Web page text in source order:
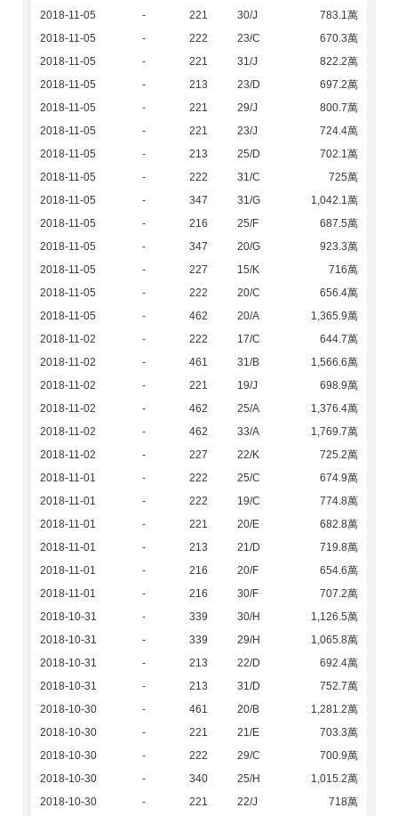
2018-11-05
- 221 30/J
783.1萬
2018-11-05
- 222 23/C
670.3萬
2018-11-05
- 221 31/J
822.2萬
2018-11-05
- 213 23/D
697.2萬
2018-11-05
- 221 29/J
800.7萬
2018-11-05
- 221 23/J
724.4萬
2018-11-05
- 213 25/D
702.1萬
2018-11-05
- 222 31/C
725萬
2018-11-05
- 347 31/G
1,042.1萬
2018-11-05
- 216 25/F
687.5萬
2018-11-05
- 347 20/G
923.3萬
2018-11-05
- 227 15/K
716萬
2018-11-05
- 222 20/C
656.4萬
2018-11-05
- 462 20/A
1,365.9萬
2018-11-02
- 222 17/C
644.7萬
2018-11-02
- 461 31/B
1,566.6萬
2018-11-02
- 221 19/J
698.9萬
2018-11-02
- 462 25/A
1,376.4萬
2018-11-02
- 462 33/A
1,769.7萬
2018-11-02
- 227 22/K
725.2萬
2018-11-01
- 222 25/C
674.9萬
2018-11-01
- 222 19/C
774.8萬
2018-11-01
- 221 20/E
682.8萬
2018-11-01
- 213 21/D
719.8萬
2018-11-01
- 216 20/F
654.6萬
2018-11-01
- 216 30/F
707.2萬
2018-10-31
- 339 30/H
1,126.5萬
2018-10-31
- 339 29/H
1,065.8萬
2018-10-31
- 213 22/D
692.4萬
2018-10-31
- 213 31/D
752.7萬
2018-10-30
- 461 20/B
1,281.2萬
2018-10-30
- 221 21/E
703.3萬
2018-10-30
- 222 29/C
700.9萬
2018-10-30
- 340 25/H
1,015.2萬
2018-10-30
- 221 22/J 718萬